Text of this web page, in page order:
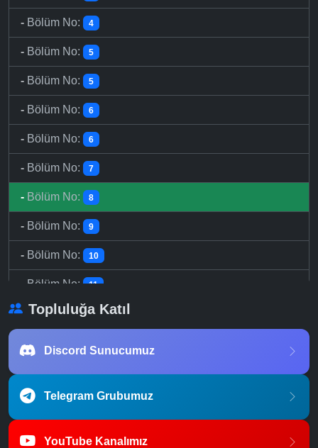
- Bölüm No: 4
- Bölüm No: 5
- Bölüm No: 5
- Bölüm No: 6
- Bölüm No: 6
- Bölüm No: 7
- Bölüm No: 8
- Bölüm No: 9
- Bölüm No: 10
Bölüm No: 11
- Bölüm No: 12
Topluluğa Katıl
Discord Sunucumuz
Telegram Grubumuz
YouTube Kanalımız